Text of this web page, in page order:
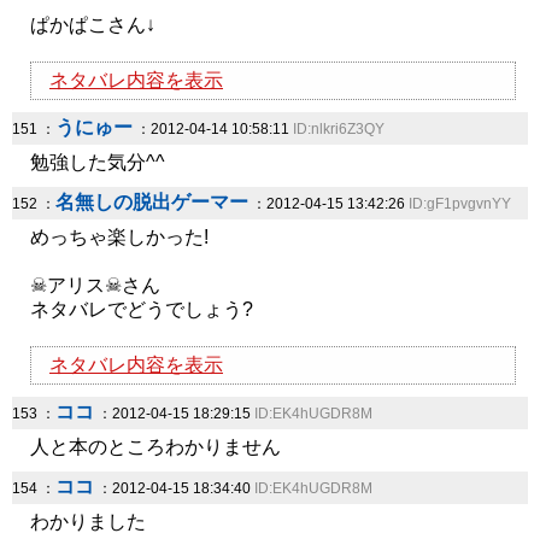
ぱかぱこさん↓
ネタバレ内容を表示
151 ： うにゅー ：2012-04-14 10:58:11 ID:nlkri6Z3QY
勉強した気分^^
152 ： 名無しの脱出ゲーマー ：2012-04-15 13:42:26 ID:gF1pvgvnYY
めっちゃ楽しかった!
☠アリス☠さん
ネタバレでどうでしょう?
ネタバレ内容を表示
153 ： ココ ：2012-04-15 18:29:15 ID:EK4hUGDR8M
人と本のところわかりません
154 ： ココ ：2012-04-15 18:34:40 ID:EK4hUGDR8M
わかりました